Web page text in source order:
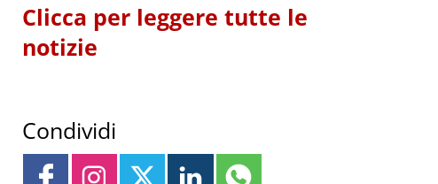
Clicca per leggere tutte le
notizie
Condividi